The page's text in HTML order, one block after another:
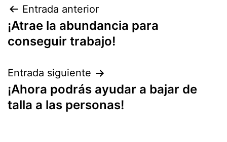
Navegación
de
Entrada anterior
¡Atrae la abundancia para
conseguir trabajo!
Entrada siguiente
¡Ahora podrás ayudar a bajar de
talla a las personas!